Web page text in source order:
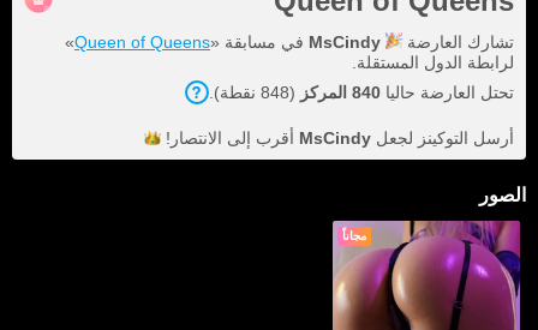
تشارك العارضة MsCindy في مسابقة «Queen of Queens
»
لرابطة الدول المستقلة.
تحتل العارضة حاليا 840 المركز (848 نقطة).
أرسل التوكينز لجعل MsCindy أقرب إلى الانتصار!
الصور
مجاناً